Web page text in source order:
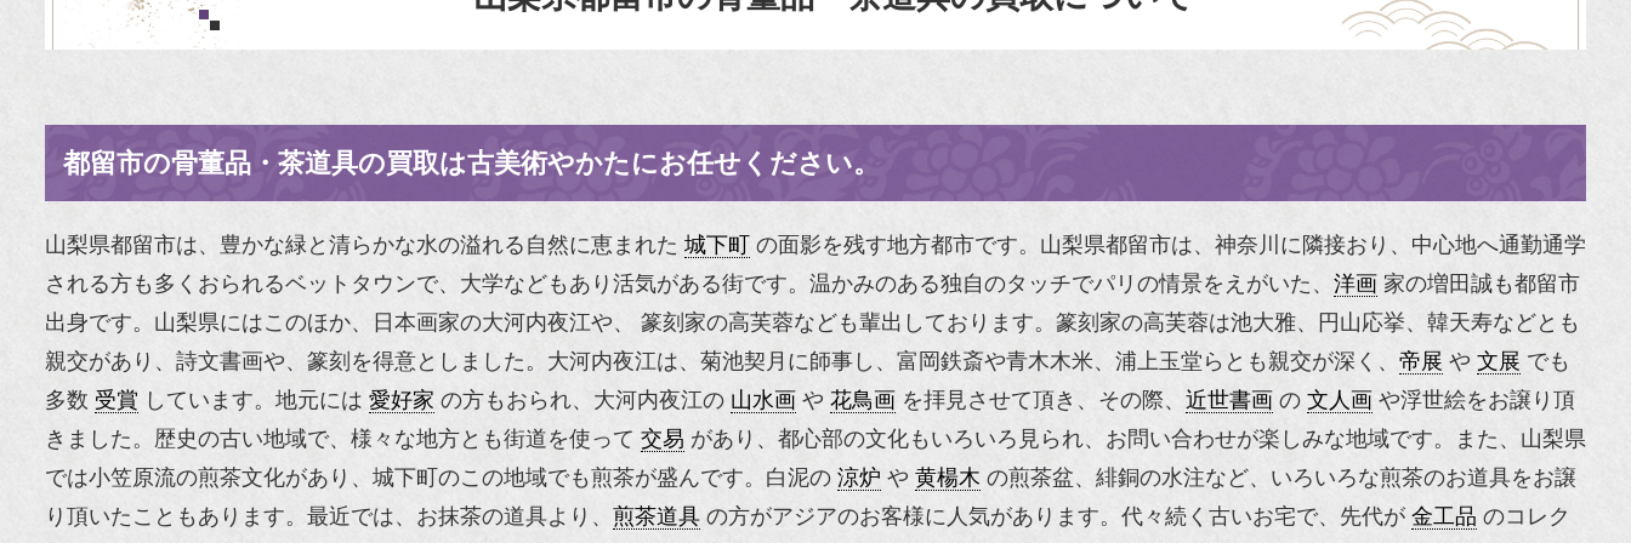
都留市の骨董品・茶道具の買取は古美術やかたにお任せください。
山梨県都留市は、豊かな緑と清らかな水の溢れる自然に恵まれた 城下町 の面影を残す地方都市です。山梨県都留市は、神奈川に隣接おり、中心地へ通勤通学
される方も多くおられるベットタウンで、大学などもあり活気がある街です。温かみのある独自のタッチでパリの情景をえがいた、 洋画 家の増田誠も都留市
出身です。山梨県にはこのほか、日本画家の大河内夜江や、 篆刻家の高芙蓉なども輩出しております。篆刻家の高芙蓉は池大雅、 円山応挙、韓天寿などとも
親交があり、詩文書画や、篆刻を得意としました。大河内夜江は、 菊池契月 に師事し、 富岡鉄斎や青木木米、 浦上玉堂 らとも親交が深く、 帝展 や 文展 でも
多数 受賞 しています。地元には 愛好家 の方もおられ、大河内夜江の 山水画 や 花鳥画 を拝見させて頂き、その際、 近世書画 の 文人画 や浮世絵をお譲り頂
きました。歴史の古い地域で、様々な地方とも街道を使って 交易 があり、都心部の文化もいろいろ見られ、お問い合わせが楽しみな地域です。また、山梨県
では小笠原流の煎茶文化があり、城下町のこの地域でも煎茶が盛んです。白泥の 涼炉 や 黄楊木 の煎茶盆、緋銅の水注など、いろいろな煎茶のお道具をお譲
り頂いたこともあります。最近では、お抹茶の道具より、 煎茶道具 の方がアジアのお客様に人気があります。代々続く古いお宅で、先代が 金工品 のコレク